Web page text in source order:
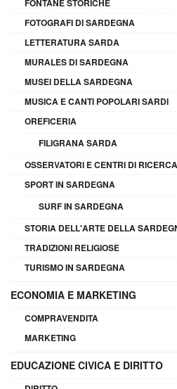
FONTANE STORICHE
FOTOGRAFI DI SARDEGNA
LETTERATURA SARDA
MURALES DI SARDEGNA
MUSEI DELLA SARDEGNA
MUSICA E CANTI POPOLARI SARDI
OREFICERIA
FILIGRANA SARDA
OSSERVATORI E CENTRI DI RICERCA
SPORT IN SARDEGNA
SURF IN SARDEGNA
STORIA DELL'ARTE DELLA
TRADIZIONI RELIGIOSE
TURISMO IN SARDEGNA
ECONOMIA E MARKETING
COMPRAVENDITA
MARKETING
EDUCAZIONE CIVICA E DIRITTO